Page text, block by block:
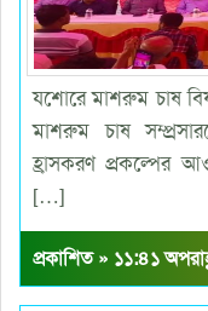
যশোরে মাশরুম চাষ
মাশরুম চাষ
হ্রাসকরণ প্রকল্পের
[…]
প্রকাশিত » ১১:৪১